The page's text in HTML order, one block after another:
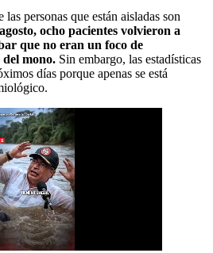
personas que están aisladas son
ocho pacientes volvieron a
que no eran un foco de
mono. Sin embargo, las estadísticas
días porque apenas se está